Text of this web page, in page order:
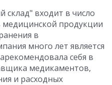
склад" входит в число
продукции
в
много лет является
себя в
медикаментов,
и расходных